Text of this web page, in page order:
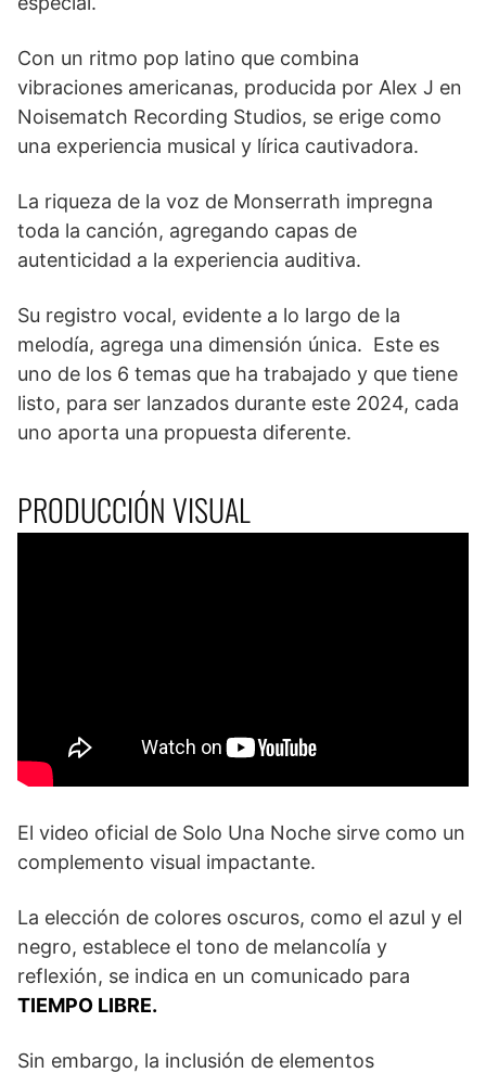
Con un ritmo pop latino que combina
vibraciones americanas, producida por Alex J en
Noisematch Recording Studios, se erige como
una experiencia musical y lírica cautivadora.
La riqueza de la voz de Monserrath impregna
toda la canción, agregando capas de
autenticidad a la experiencia auditiva.
Su registro vocal, evidente a lo largo de la
melodía, agrega una dimensión única. Este es
uno de los 6 temas que ha trabajado y que tiene
listo, para ser lanzados durante este 2024, cada
uno aporta una propuesta diferente.
PRODUCCIÓN VISUAL
El video oficial de Solo Una Noche sirve como un
complemento visual impactante.
La elección de colores oscuros, como el azul y el
negro, establece el tono de melancolía y
reflexión, se indica en un comunicado para
TIEMPO LIBRE.
Sin embargo, la inclusión de elementos